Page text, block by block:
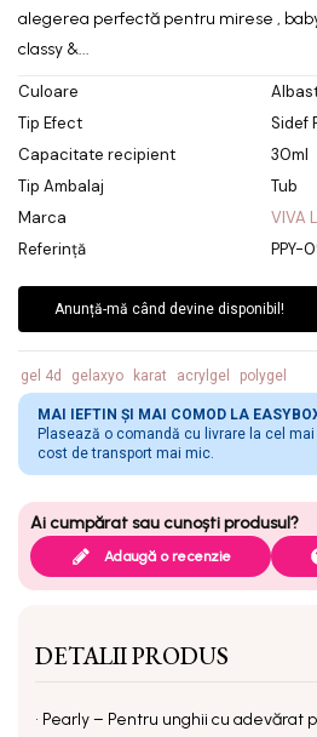
alegerea perfectă pentru mirese ,
classy &...
Culoare
Tip Efect
Sidef
Capacitate recipient
30ml
Tip Ambalaj
Tub
Marca
VIVA
Referință
PPY-
Anunță-mă când devine disponibil!
gel 4d gelaxyo karat acrylgel polygel
MAI IEFTIN ȘI MAI COMOD LA
Plasează o comandă cu livrare la cel
cost de transport mai mic.
Adaugă o recenzie
DETALII PRODUS
• Pearly – Pentru unghii cu adevărat